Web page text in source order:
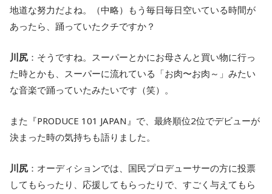
地道な努力だよね。（中略）もう毎日毎日空いている時間が
あったら、踊っていたクチですか？
川尻：そうですね。スーパーとかにお母さんと買い物に行っ
た時とかも、スーパーに流れている「お肉〜お肉～」みたい
な音楽で踊っていたみたいです（笑）。
また『PRODUCE 101 JAPAN』で、最終順位2位でデビューが
決まった時の気持ちも語りました。
川尻：オーディションでは、国民プロデューサーの方に投票
してもらったり、応援してもらったりで、すごく与えてもら